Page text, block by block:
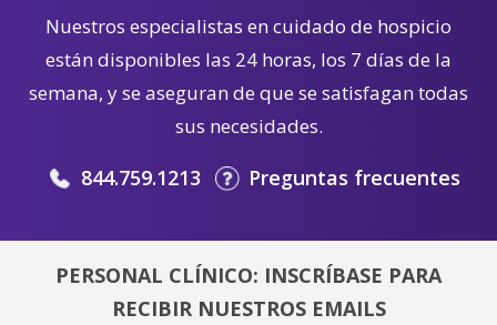
Nuestros especialistas en cuidado de hospicio
están disponibles las 24 horas, los 7 días de la
semana, y se aseguran de que se satisfagan todas
sus necesidades.
844.759.1213 Preguntas frecuentes
PERSONAL CLÍNICO: INSCRÍBASE PARA
RECIBIR NUESTROS EMAILS